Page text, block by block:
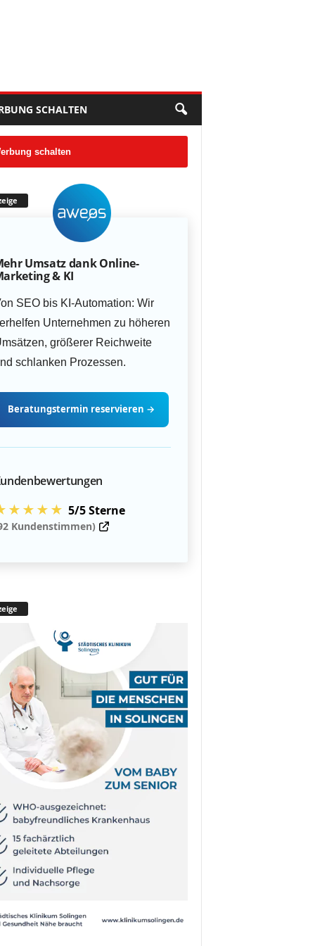
SCHALTEN
schalten
Umsatz dank Online-
& KI
SEO bis KI-Automation: Wir
Unternehmen zu höheren
größerer Reichweite
schlanken Prozessen.
Beratungstermin reservieren →
5/5 Sterne
Kundenstimmen)